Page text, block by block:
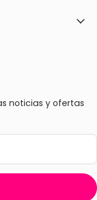
noticias y ofertas